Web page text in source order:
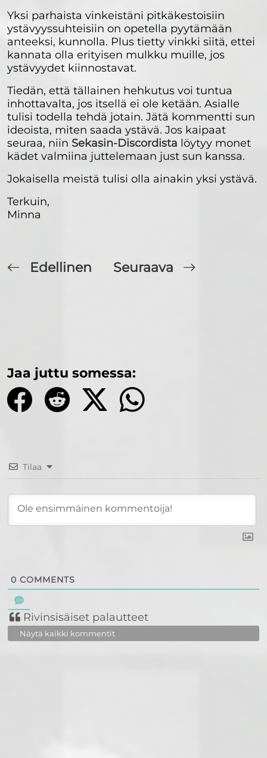
Yksi parhaista vinkeistäni pitkäkestoisiin
ystävyyssuhteisiin on opetella pyytämään
anteeksi, kunnolla. Plus tietty vinkki siitä, ettei
kannata olla erityisen mulkku muille, jos
ystävyydet kiinnostavat.
Tiedän, että tällainen hehkutus voi tuntua
inhottavalta, jos itsellä ei ole ketään. Asialle
tulisi todella tehdä jotain. Jätä kommentti sun
ideoista, miten saada ystävä. Jos kaipaat
seuraa, niin Sekasin-Discordista löytyy monet
kädet valmiina juttelemaan just sun kanssa.
Jokaisella meistä tulisi olla ainakin yksi ystävä.
Terkuin,
Minna
Edellinen Seuraava
Jaa juttu somessa:
Tilaa
0 COMMENTS
Rivinsisäiset palautteet
Näytä kaikki kommentit